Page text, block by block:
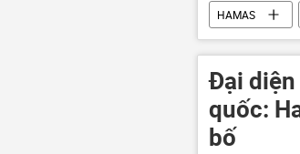
HAMAS
Palestine
Đại
quốc:
bố